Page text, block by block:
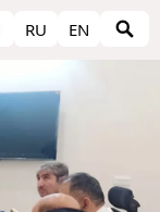
RU EN